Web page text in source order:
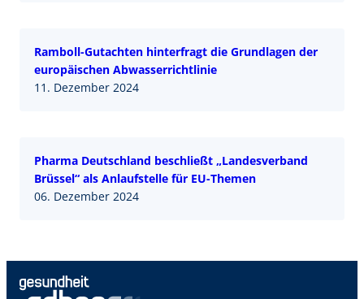
Ramboll-Gutachten hinterfragt die Grundlagen der
europäischen Abwasserrichtlinie
11. Dezember 2024
Pharma Deutschland beschließt „Landesverband
Brüssel“ als Anlaufstelle für EU-Themen
06. Dezember 2024